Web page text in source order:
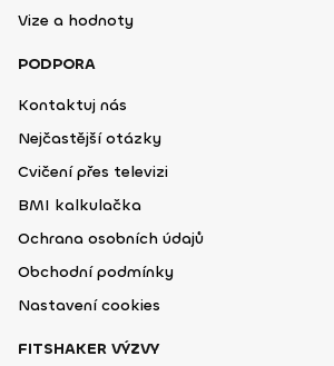
Vize a hodnoty
PODPORA
Kontaktuj nás
Nejčastější otázky
Cvičení přes televizi
BMI kalkulačka
Ochrana osobních údajů
Obchodní podmínky
Nastavení cookies
FITSHAKER VÝZVY